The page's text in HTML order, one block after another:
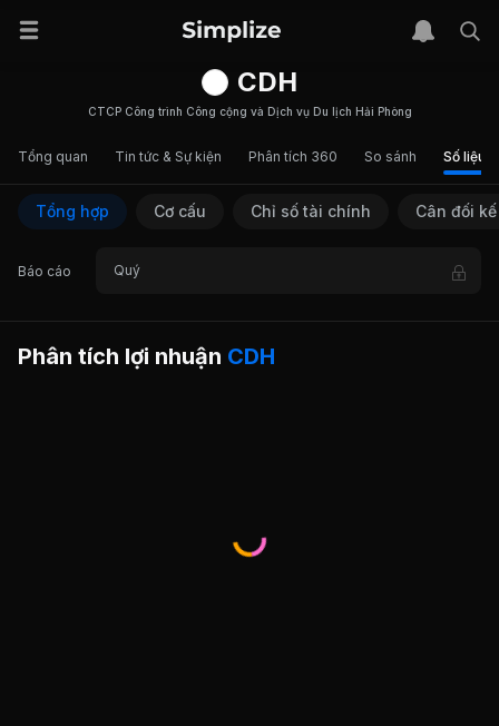
CDH
CTCP Công trình Công cộng và Dịch vụ Du lịch Hải Phòng
Tổng quan Tin tức & Sự kiện Phân tích 360 So sánh Số liệu
Tổng hợp Cơ cấu Chỉ số tài chính Cân đối
Báo cáo Quý
Phân tích lợi nhuận CDH